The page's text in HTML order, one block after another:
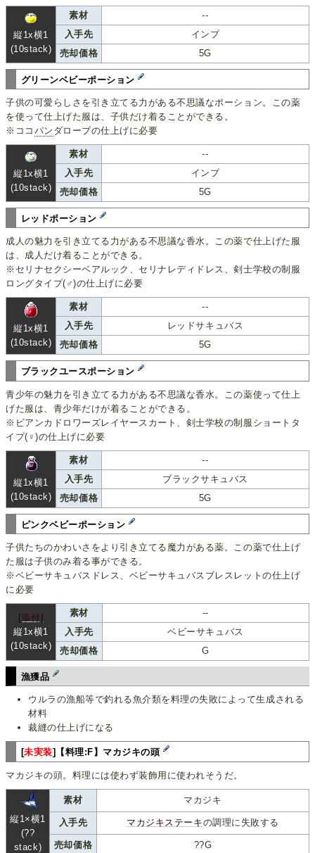
縦1x横1
(10stack)
素材
--
入手先
インプ
売却価格
5G
グリーンベビーポーション
子供の可愛らしさを引き立てる力がある不思議なポーション。この薬
を使って仕上げた服は、子供だけ着ることができる。
※ココ パン ダローブの仕上げに必要
縦1x横1
(10stack)
素材
--
入手先
インプ
売却価格
5G
レッドポーション
成人の魅力を引き立てる力がある不思議な香水。この薬で仕上げた服
は、成人だけ着ることができる。
※セリナセクシーベアルック、セリナレディドレス、剣士学校の制服
ロングタイプ(♂)の仕上げに必要
縦1x横1
(10stack)
素材
--
入手先
レッドサキュバス
売却価格
5G
ブラックユースポーション
青少年の魅力を引き立てる力がある不思議な香水。この薬使って仕上
げた服は、青少年だけが着ることができる。
※ビアンカドロワーズレイヤースカート、剣士学校の制服ショートタ
イプ(♀)の仕上げに必要
縦1x横1
(10stack)
素材
--
入手先
ブラックサキュバス
売却価格
5G
ピンクベビーポーション
子供たちのかわいさをより引き立てる魔力がある薬。この薬で仕上げ
た服は子供のみ着る事ができる。
※ベビーサキュバスドレス、ベビーサキュバスブレスレットの仕上げ
に必要
[添付]
縦1x横1
(10stack)
素材
--
入手先
ベビーサキュバス
売却価格
G
漁獲品
ウルラの漁船等で釣れる魚介類を料理の失敗によって生成される
材料
裁縫の仕上げになる
[未実装]【料理:F】マカジキの頭
マカジキの頭。料理には使わず装飾用に使われそうだ。
縦1×横1
(??
stack)
素材 マカジキ
入手先 マカジキステーキの調理に失敗する
売却価格 ??G